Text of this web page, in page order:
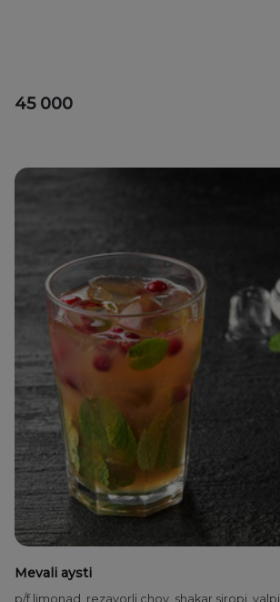
45 000
Mevali aysti
p/f limonad, rezavorli choy, shakar siropi,